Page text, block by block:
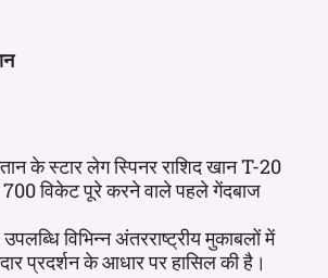
के स्टार लेग स्पिनर राशिद खान T-20
विकेट पूरे करने वाले पहले गेंदबाज
विभिन्न अंतरराष्ट्रीय मुकाबलों में
प्रदर्शन के आधार पर हासिल की है।